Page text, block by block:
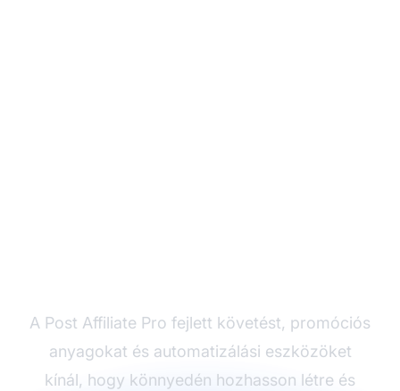
A Post Affiliate Pro fejlett követést, promóciós
anyagokat és automatizálási eszközöket
kínál, hogy könnyedén hozhasson létre és